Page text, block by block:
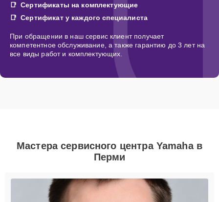
Сертификаты на комплектующие
Сертификат у каждого специалиста
При обращении в наш сервис клиент получает
компетентное обслуживание, а также гарантию до 3 лет на
все виды работ и комплектующих.
Мастера сервисного центра Yamaha в
Перми